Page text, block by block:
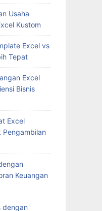
Usaha
Kustom
Excel vs
Tepat
Excel
Bisnis
Excel
Pengambilan
Keuangan
dengan